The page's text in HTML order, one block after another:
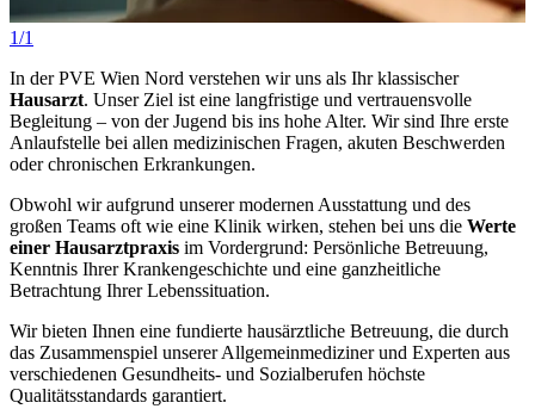
1/1
In der PVE Wien Nord verstehen wir uns als Ihr klassischer
Hausarzt. Unser Ziel ist eine langfristige und vertrauensvolle
Begleitung – von der Jugend bis ins hohe Alter. Wir sind Ihre erste
Anlaufstelle bei allen medizinischen Fragen, akuten Beschwerden
oder chronischen Erkrankungen.
Obwohl wir aufgrund unserer modernen Ausstattung und des
großen Teams oft wie eine Klinik wirken, stehen bei uns die Werte
einer Hausarztpraxis im Vordergrund: Persönliche Betreuung,
Kenntnis Ihrer Krankengeschichte und eine ganzheitliche
Betrachtung Ihrer Lebenssituation.
Wir bieten Ihnen eine fundierte hausärztliche Betreuung, die durch
das Zusammenspiel unserer Allgemeinmediziner und Experten aus
verschiedenen Gesundheits- und Sozialberufen höchste
Qualitätsstandards garantiert.